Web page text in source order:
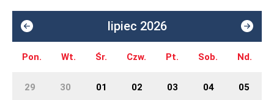
lipiec 2026
Pon. Wt. Śr. Czw. Pt. Sob. Nd.
29 30 01 02 03 04 05